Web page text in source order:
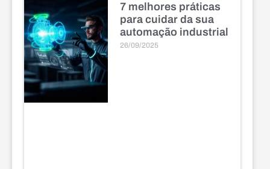
7 melhores práticas
para cuidar da sua
automação industrial
26/09/2025